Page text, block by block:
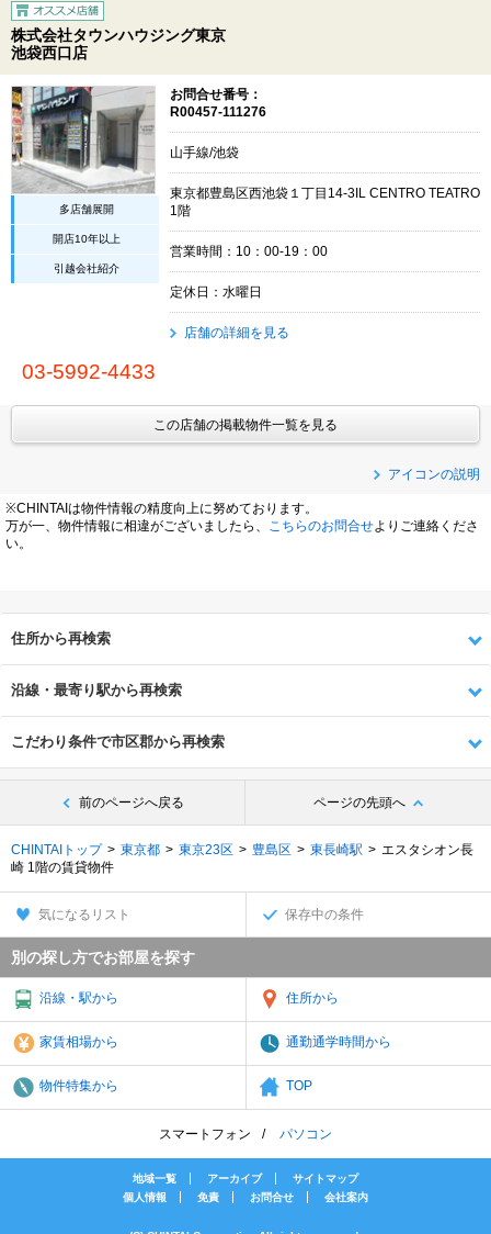
株式会社タウンハウジング東京
池袋西口店
多店舗展開
開店10年以上
引越会社紹介
お問合せ番号：
R00457-111276
山手線/池袋
東京都豊島区西池袋１丁目14-3IL CENTRO TEATRO
1階
営業時間：10：00-19：00
定休日：水曜日
店舗の詳細を見る
03-5992-4433
この店舗の掲載物件一覧を見る
アイコンの説明
※CHINTAIは物件情報の精度向上に努めております。
万が一、物件情報に相違がございましたら、
こちらのお問合せよりご連絡くださ
い。
住所から再検索
沿線・最寄り駅から再検索
こだわり条件で市区郡から再検索
前のページへ戻る ページの先頭へ
CHINTAIトップ 東京都 東京23区 豊島区 東長崎駅
エスタシオン長
崎 1階の賃貸物件
気になるリスト 保存中の条件
別の探し方でお部屋を探す
沿線・駅から 住所から
家賃相場から 通勤通学時間から
物件特集から TOP
スマートフォン パソコン
地域一覧 アーカイブ
サイトマップ
個人情報
免責 お問合せ 会社案内